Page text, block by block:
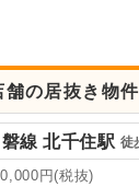
の居抜き物件
線 北千住駅 徒
円(税抜)